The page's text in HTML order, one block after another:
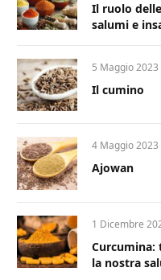
Il ruolo
salumi e
5 Maggio 2023
Il cumino
4 Maggio 2023
Ajowan
1 Dicembre
la nostra